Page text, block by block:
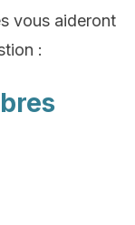
vous aideront
: